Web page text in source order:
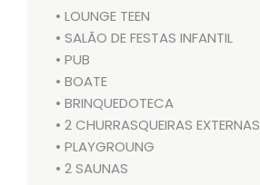
• LOUNGE TEEN
• SALÃO DE FESTAS INFANTIL
• PUB
• BOATE
• BRINQUEDOTECA
• 2 CHURRASQUEIRAS EXTERNAS
• PLAYGROUNG
• 2 SAUNAS